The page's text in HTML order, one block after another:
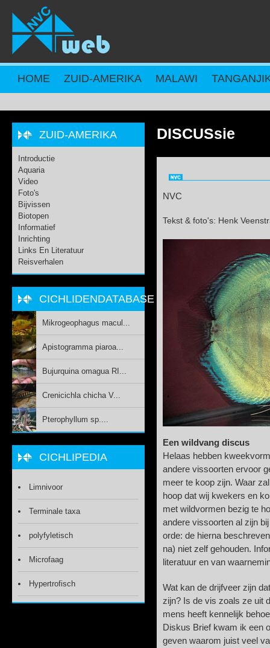
Overslaan en naar de inhoud gaan
HOME ZUID-AMERIKA MALAWI
DISCUSsie
NVC
Tekst & foto's: Henk
Een wildvang discus
Helaas hebben
andere vissoorten ervoor
meer te koop zijn. Waar
hoop dat wij kwekers en
met wildvormen bezig te
andere vissoorten al zijn
orde: de hierna
na) niet zelf gehouden.
literatuur en van
Wat kan de drijfveer zijn
zijn? Is de vis zoals ze uit
mens heeft kennelijk
Diskus Brief kwam ik een
geven waarom juist veel
ZUID-AMERIKA
Introductie
Aquaria
Video
Foto's
Bijvissen
Biotopen
Informatief
Inrichting
Links En Literatuur
Reisverhalen
CICHLIDENDATABASE
Mikrogeophagus macul...
Apistogramma piaroa...
Bujurquina omagua RI...
Crenicichla chicha V...
Pterophyllum sp....
CICHLIPEDIA
Limnivoor
Terminale taxa
polyfyletisch
Microfaag
Hypertrofisch